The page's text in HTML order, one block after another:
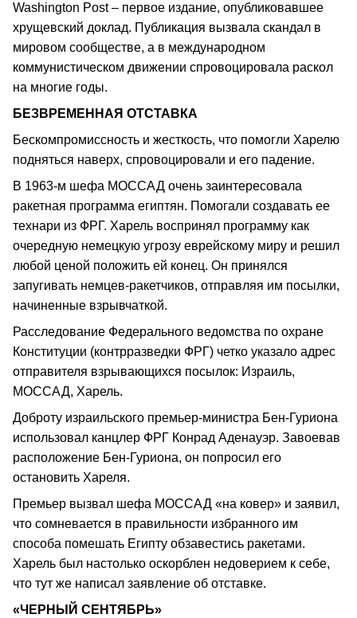
Washington Post – первое издание, опубликовавшее
хрущевский доклад. Публикация вызвала скандал в
мировом сообществе, а в международном
коммунистическом движении спровоцировала раскол
на многие годы.
БЕЗВРЕМЕННАЯ ОТСТАВКА
Бескомпромиссность и жесткость, что помогли Харелю
подняться наверх, спровоцировали и его падение.
В 1963-м шефа МОССАД очень заинтересовала
ракетная программа египтян. Помогали создавать ее
технари из ФРГ. Харель воспринял программу как
очередную немецкую угрозу еврейскому миру и решил
любой ценой положить ей конец. Он принялся
запугивать немцев-ракетчиков, отправляя им посылки,
начиненные взрывчаткой.
Расследование Федерального ведомства по охране
Конституции (контрразведки ФРГ) четко указало адрес
отправителя взрывающихся посылок: Израиль,
МОССАД, Харель.
Доброту израильского премьер-министра Бен-Гуриона
использовал канцлер ФРГ Конрад Аденауэр. Завоевав
расположение Бен-Гуриона, он попросил его
остановить Хареля.
Премьер вызвал шефа МОССАД «на ковер» и заявил,
что сомневается в правильности избранного им
способа помешать Египту обзавестись ракетами.
Харель был настолько оскорблен недоверием к себе,
что тут же написал заявление об отставке.
«ЧЕРНЫЙ СЕНТЯБРЬ»